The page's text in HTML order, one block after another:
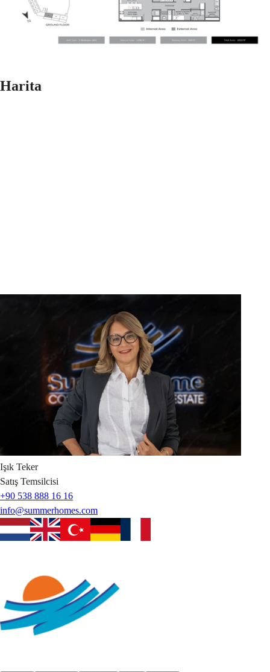
Harita
Işık Teker
Satış Temsilcisi
+90 538 888 16 16
info@summerhomes.com